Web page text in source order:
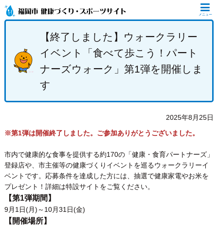
メニュー
【終了しました】ウォークラリー
イベント「食べて歩こう！パート
ナーズウォーク」第1弾を開催しま
す
2025年8月25日
※第1弾は開催終了しました。ご参加ありがとうございました。
市内で健康的な食事を提供する約170の「健康・食育パートナーズ」
登録店や、市主催等の健康づくりイベントを巡るウォークラリーイ
ベントです。応募条件を達成した方には、抽選で健康家電やお米を
プレゼント！詳細は特設サイトをご覧ください。
【第1弾期間】
9月1日(月)～10月31日(金)
【開催場所】